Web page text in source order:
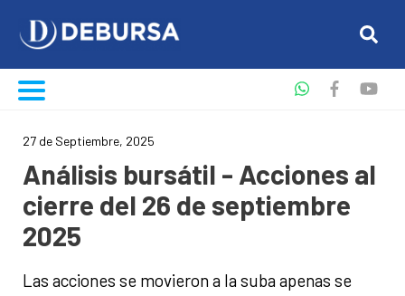
27 de Septiembre, 2025
Análisis bursátil - Acciones al
cierre del 26 de septiembre
2025
Las acciones se movieron a la suba apenas se